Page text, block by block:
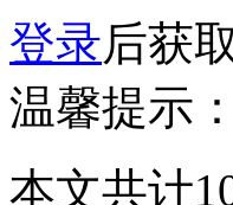
登录后获
温馨提示
本文共计